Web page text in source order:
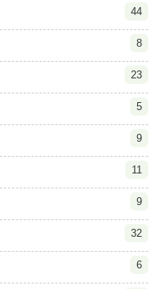
44
8
23
5
9
11
9
32
6